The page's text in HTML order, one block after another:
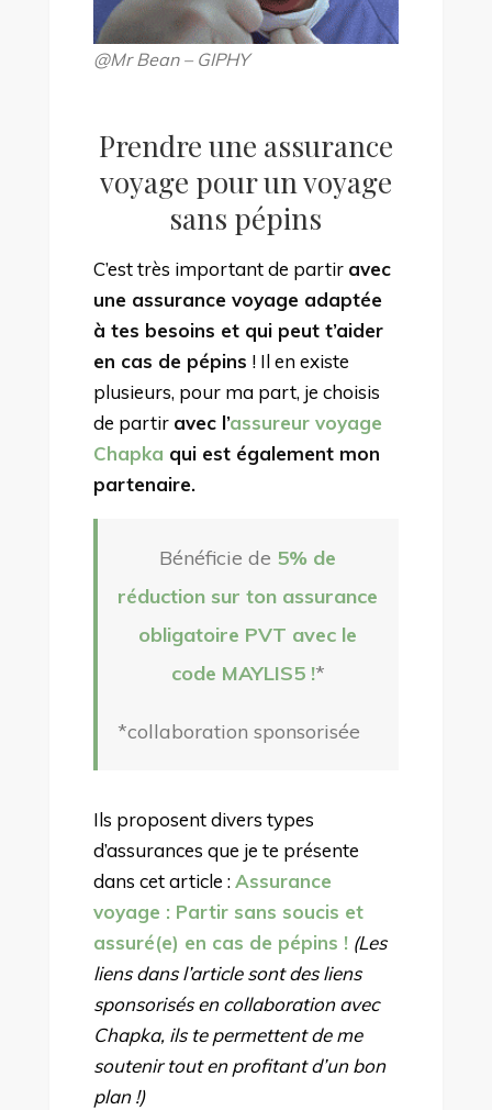
@Mr Bean – GIPHY
Prendre une assurance
voyage pour un voyage
sans pépins
C’est très important de partir avec
une assurance voyage adaptée
à tes besoins et qui peut t’aider
en cas de pépins ! Il en existe
plusieurs, pour ma part, je choisis
de partir avec l’assureur voyage
Chapka qui est également mon
partenaire.
Bénéficie de 5% de
réduction sur ton assurance
obligatoire PVT avec le
code MAYLIS5 !*
*collaboration sponsorisée
Ils proposent divers types
d’assurances que je te présente
dans cet article :Assurance
voyage : Partir sans soucis et
assuré(e) en cas de pépins ! (Les
liens dans l’article sont des liens
sponsorisés en collaboration avec
Chapka, ils te permettent de me
soutenir tout en profitant d’un bon
plan !)